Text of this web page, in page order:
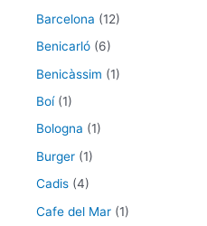
Barcelona (12)
Benicarló (6)
Benicàssim (1)
Boí(1)
Bologna (1)
Burger (1)
Cadis (4)
Cafe del Mar (1)